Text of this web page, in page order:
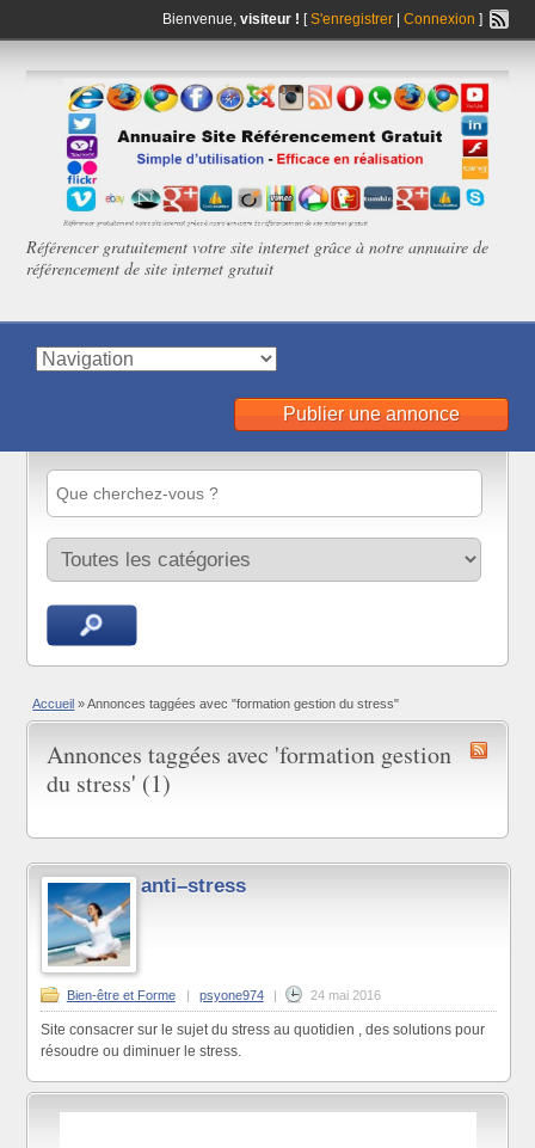
Bienvenue, visiteur ! [S'enregistrer| Connexion ]
Référencer gratuitement votre site internet grâce à notre annuaire de
référencement de site internet gratuit
Publier une annonce
Accueil » Annonces taggées avec "formation gestion du stress"
Annonces taggées avec 'formation gestion
du stress' (1)
anti–stress
Bien-être et Forme | psyone974 | 24 mai 2016
Site consacrer sur le sujet du stress au quotidien , des solutions pour
résoudre ou diminuer le stress.